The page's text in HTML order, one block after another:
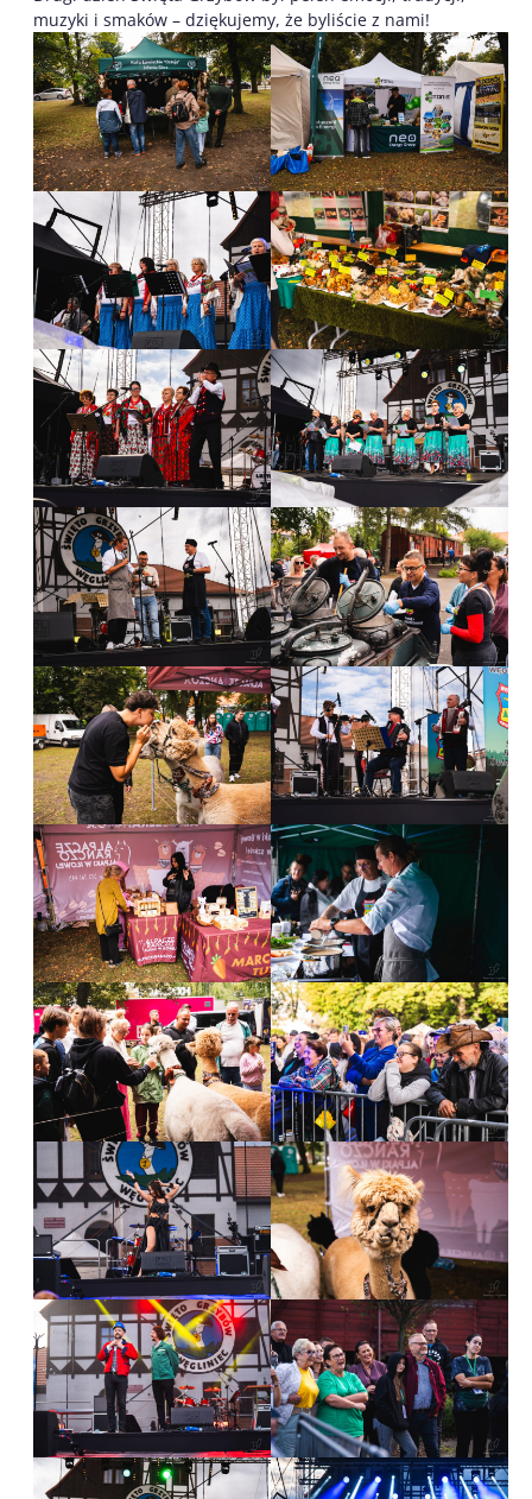
muzyki i smaków – dziękujemy, że byliście z nami!